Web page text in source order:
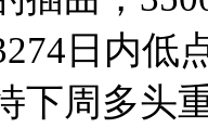
日内低
下周多头